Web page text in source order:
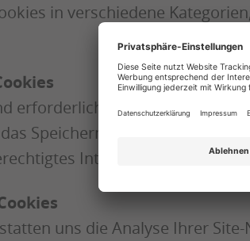
in verschiedene
erforderlich, um die
Speichern des
Interesse liegt im
uns die Analyse Ihrer